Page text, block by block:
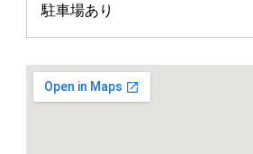
駐車場あり